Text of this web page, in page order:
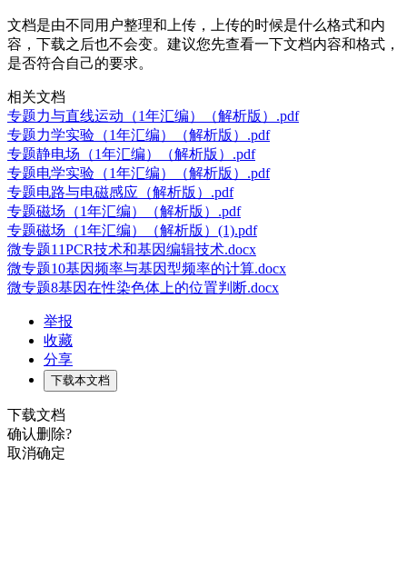
文档是由不同用户整理和上传，上传的时候是什么格式和内
容，下载之后也不会变。建议您先查看一下文档内容和格式，
是否符合自己的要求。
相关文档
专题力与直线运动（1年汇编）（解析版）.pdf
专题力学实验（1年汇编）（解析版）.pdf
专题静电场（1年汇编）（解析版）.pdf
专题电学实验（1年汇编）（解析版）.pdf
专题电路与电磁感应（解析版）.pdf
专题磁场（1年汇编）（解析版）.pdf
专题磁场（1年汇编）（解析版）(1).pdf
微专题11PCR技术和基因编辑技术.docx
微专题10基因频率与基因型频率的计算.docx
微专题8基因在性染色体上的位置判断.docx
举报
收藏
分享
下载本文档
下载文档
确认删除?
取消确定